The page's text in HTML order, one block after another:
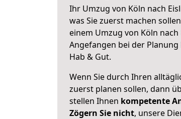
Ihr Umzug von Köln nach
was Sie zuerst machen
einem Umzug von Köln
Angefangen bei der
Hab & Gut.
Wenn Sie durch Ihren
zuerst planen sollen, dann
stellen Ihnen kompetente
Zögern Sie nicht, unsere